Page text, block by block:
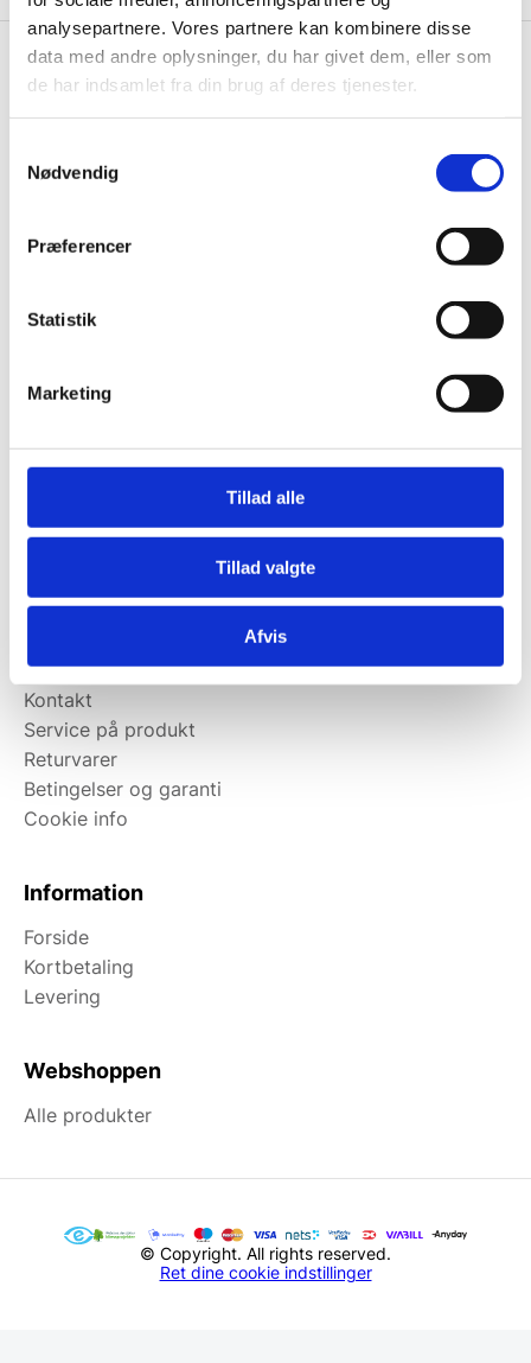
analysepartnere. Vores partnere kan kombinere disse
data med andre oplysninger, du har givet dem, eller som
de har indsamlet fra din brug af deres tjenester.
Nødvendig
Præferencer
Statistik
Marketing
Tillad alle
Tillad valgte
Afvis
Wallshop.dk
Gastrobutikken ApS
7430 Ikast
Telefon træffetid:
Mandag til torsdag: 10:00 – 14:00.
Afhentning muligt
man-torsdag fra 08:00-16:00.
Fredag 08:00-13.00
Kundeservice
Kontakt
Service på produkt
Returvarer
Betingelser og garanti
Cookie info
Information
Forside
Kortbetaling
Levering
Webshoppen
Alle produkter
© Copyright. All rights reserved.
Ret dine cookie indstillinger